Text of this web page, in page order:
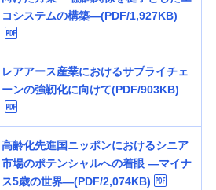
コシステムの構築—(PDF/1,927KB)
レアアース産業におけるサプライチェ
ーンの強靭化に向けて(PDF/903KB)
高齢化先進国ニッポンにおけるシニア
市場のポテンシャルへの着眼 —マイナ
ス5歳の世界—(PDF/2,074KB)